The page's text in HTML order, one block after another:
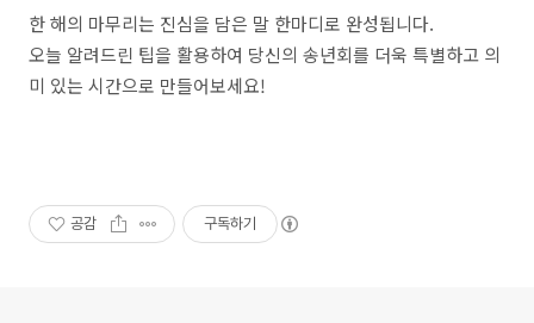
한 해의 마무리는 진심을 담은 말 한마디로 완성됩니다.
오늘 알려드린 팁을 활용하여 당신의 송년회를 더욱 특별하고 의
미 있는 시간으로 만들어보세요!
공감 구독하기